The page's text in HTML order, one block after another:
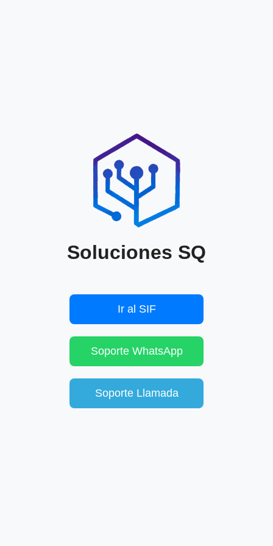
Soluciones SQ
Ir al SIF
Soporte WhatsApp
Soporte Llamada